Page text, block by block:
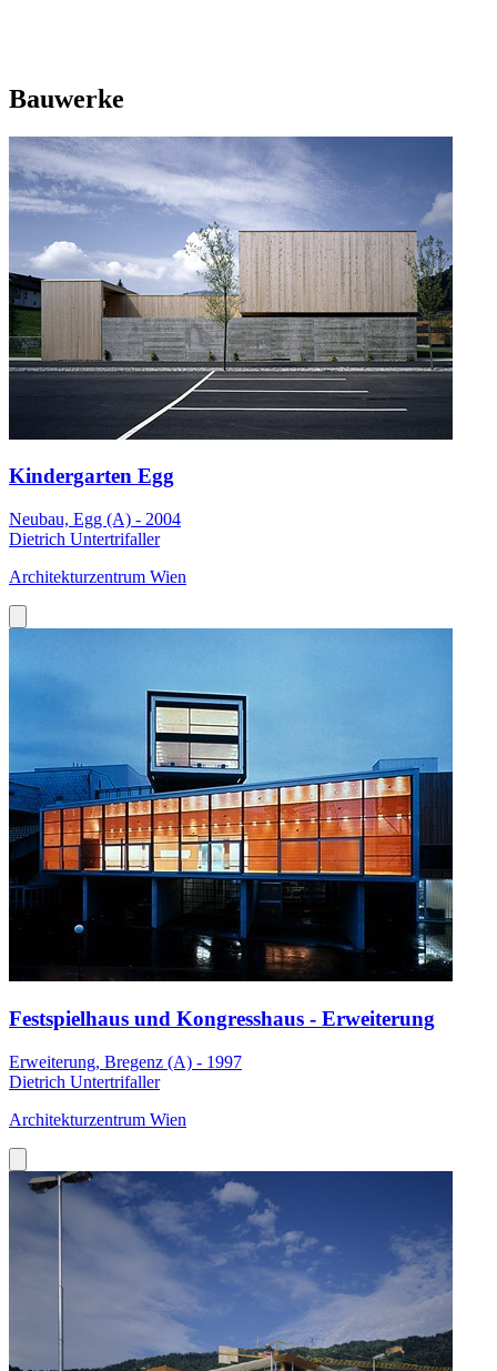
Bauwerke
Kindergarten Egg
Neubau, Egg (A) - 2004
Dietrich Untertrifaller
Architekturzentrum Wien
Festspielhaus und Kongresshaus - Erweiterung
Erweiterung, Bregenz (A) - 1997
Dietrich Untertrifaller
Architekturzentrum Wien